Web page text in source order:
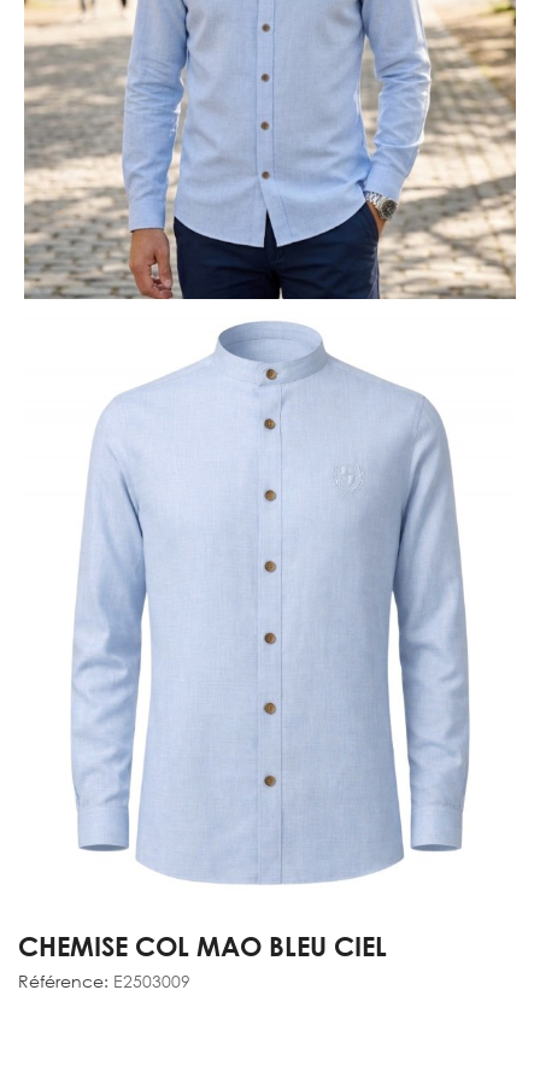
CHEMISE COL MAO BLEU CIEL
Référence: E2503009